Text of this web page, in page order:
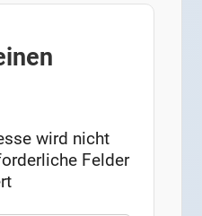
wird nicht
Felder